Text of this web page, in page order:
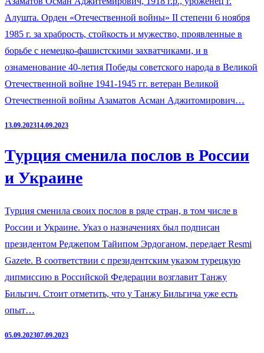
Алушта. Орден «Отечественной войны» II степени 6 ноября
1985 г. за храбрость, стойкость и мужество, проявленные в
борьбе с немецко-фашистскими захватчиками, и в
ознаменование 40-летия Победы советского народа в Великой
Отечественной войне 1941-1945 гг. ветеран Великой
Отечественной войны Азаматов Асман Аджитомирович…
13.09.202314.09.2023
Турция сменила послов в России
и Украине
Турция сменила своих послов в ряде стран, в том числе в
России и Украине. Указ о назначениях был подписан
президентом Реджепом Тайипом Эрдоганом, передает Resmi
Gazete. В соответствии с президентским указом турецкую
дипмиссию в Российской Федерации возглавит Танжу
Бильгич. Стоит отметить, что у Танжу Бильгича уже есть
опыт…
05.09.202307.09.2023